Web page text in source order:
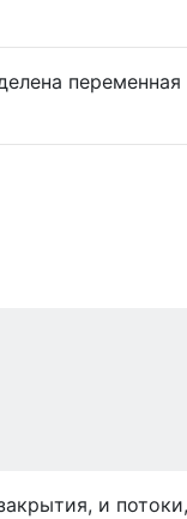
переменная
и потоки,